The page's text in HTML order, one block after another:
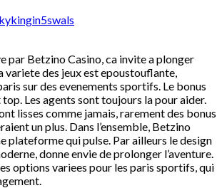
par Betzino Casino, ca invite a plonger
variete des jeux est epoustouflante,
sur des evenements sportifs. Le bonus
Les agents sont toujours la pour aider.
lisses comme jamais, rarement des bonus
un plus. Dans l’ensemble, Betzino
plateforme qui pulse. Par ailleurs le design
donne envie de prolonger l’aventure.
options variees pour les paris sportifs, qui